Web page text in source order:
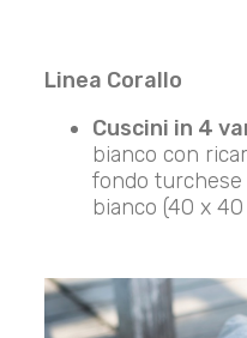
Linea Corallo
Cuscini in 4
bianco con
fondo
bianco (40 x 40